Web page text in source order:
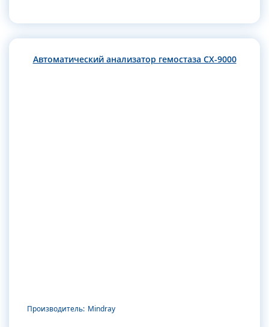
Автоматический анализатор гемостаза CX-9000
Производитель: Mindray